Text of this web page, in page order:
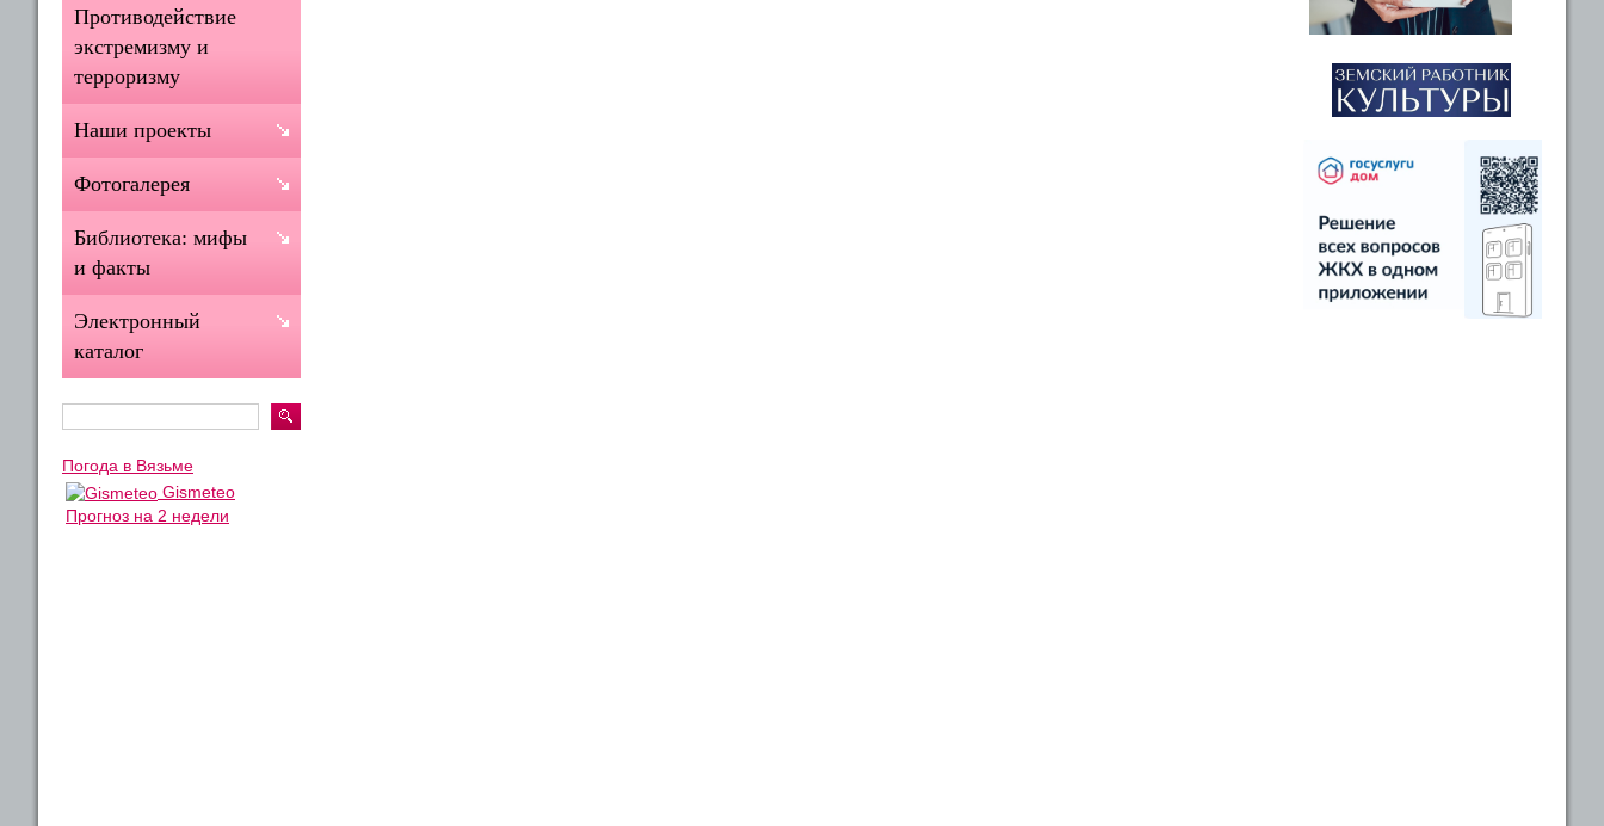
Противодействие
экстремизму и
терроризму
Наши проекты
Фотогалерея
Библиотека: мифы
и факты
Электронный
каталог
Погода в Вязьме
Gismeteo
Прогноз на 2 недели